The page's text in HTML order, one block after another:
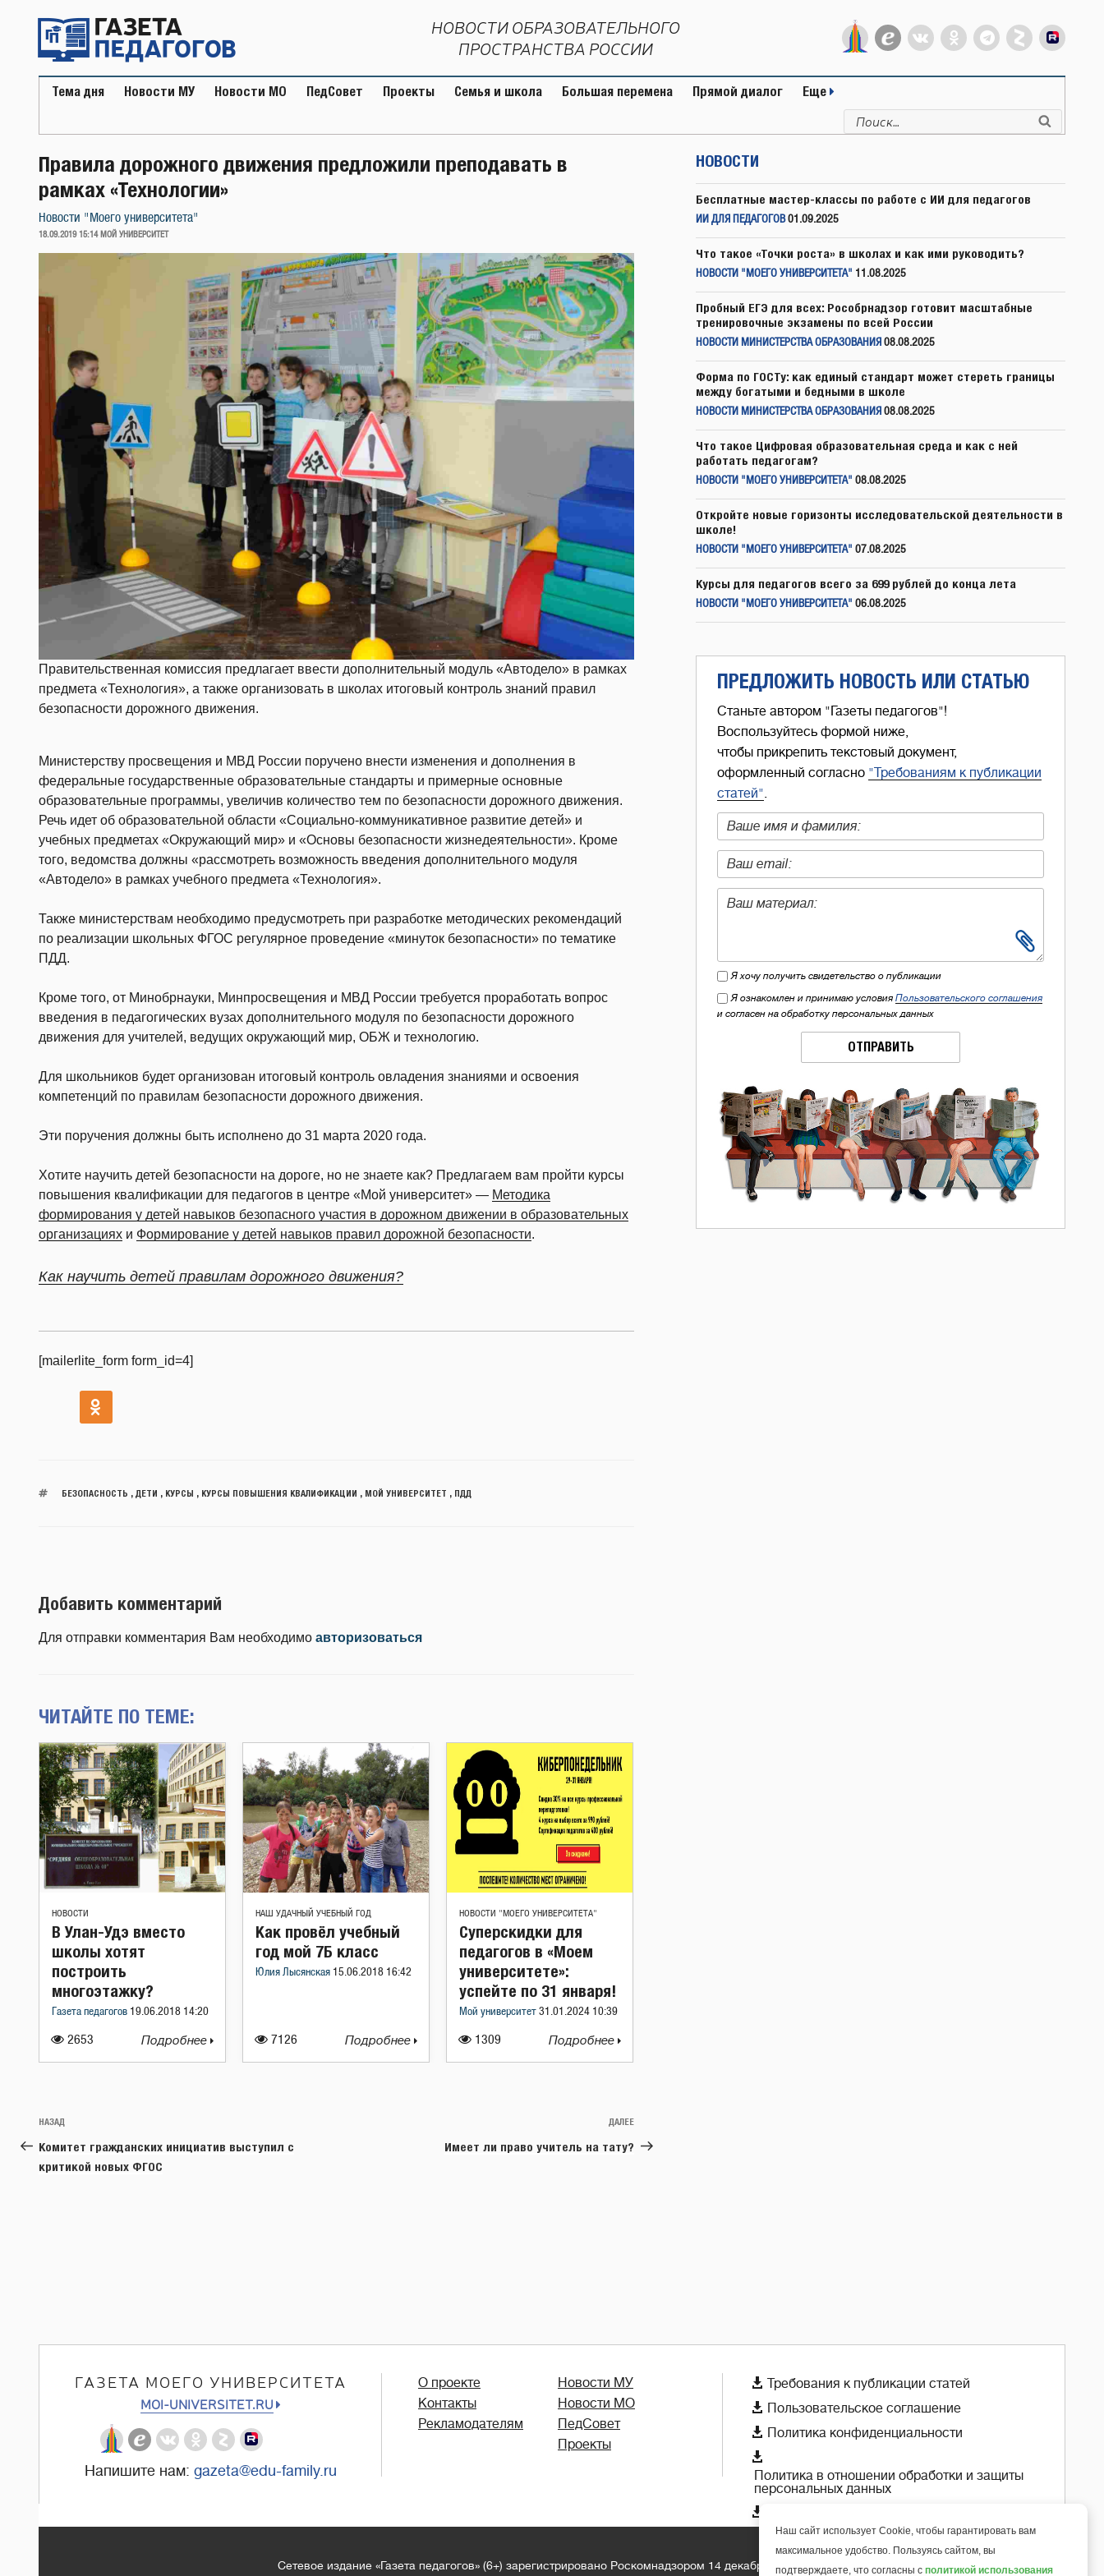
содержимому
НОВОСТИ ОБРАЗОВАТЕЛЬНОГО
ПРОСТРАНСТВА РОССИИ
Тема дня Новости МУ Новости МО ПедСовет Проекты Семья и школа Большая перемена Прямой диалог Еще
Искать:
Правила дорожного движения предложили преподавать в
рамках «Технологии»
Новости "Моего университета"
ОПУБЛИКОВАНО
18.09.2019 15:14 МОЙ УНИВЕРСИТЕТ
Правительственная комиссия предлагает ввести дополнительный модуль «Автодело» в рамках
предмета «Технология», а также организовать в школах итоговый контроль знаний правил
безопасности дорожного движения.
Министерству просвещения и МВД России поручено внести изменения и дополнения в
федеральные государственные образовательные стандарты и примерные основные
образовательные программы, увеличив количество тем по безопасности дорожного движения.
Речь идет об образовательной области «Социально-коммуникативное развитие детей» и
учебных предметах «Окружающий мир» и «Основы безопасности жизнедеятельности». Кроме
того, ведомства должны «рассмотреть возможность введения дополнительного модуля
«Автодело» в рамках учебного предмета «Технология».
Также министерствам необходимо предусмотреть при разработке методических рекомендаций
по реализации школьных ФГОС регулярное проведение «минуток безопасности» по тематике
ПДД.
Кроме того, от Минобрнауки, Минпросвещения и МВД России требуется проработать вопрос
введения в педагогических вузах дополнительного модуля по безопасности дорожного
движения для учителей, ведущих окружающий мир, ОБЖ и технологию.
Для школьников будет организован итоговый контроль овладения знаниями и освоения
компетенций по правилам безопасности дорожного движения.
Эти поручения должны быть исполнено до 31 марта 2020 года.
Хотите научить детей безопасности на дороге, но не знаете как? Предлагаем вам пройти курсы
повышения квалификации для педагогов в центре «Мой университет» — Методика
формирования у детей навыков безопасного участия в дорожном движении в образовательных
организациях и Формирование у детей навыков правил дорожной безопасности.
Как научить детей правилам дорожного движения?
[mailerlite_form form_id=4]
БЕЗОПАСНОСТЬ , ДЕТИ , КУРСЫ , КУРСЫ ПОВЫШЕНИЯ КВАЛИФИКАЦИИ , МОЙ УНИВЕРСИТЕТ , ПДД
Добавить комментарий
Для отправки комментария Вам необходимо авторизоваться
ЧИТАЙТЕ ПО ТЕМЕ:
НОВОСТИ
2653
В Улан-Удэ вместо
школы хотят
построить
многоэтажку?
Газета педагогов 19.06.2018 14:20
Подробнее
НАШ УДАЧНЫЙ УЧЕБНЫЙ ГОД
7126
Как провёл учебный
год мой 7Б класс
Юлия Лысянская 15.06.2018 16:42
Подробнее
НОВОСТИ "МОЕГО УНИВЕРСИТЕТА"
1309
Суперскидки для
педагогов в «Моем
университете»:
успейте по 31 января!
Мой университет 31.01.2024 10:39
Подробнее
Навигация
по
записям
Предыдущая
запись:
НАЗАД
Комитет гражданских инициатив выступил с
критикой новых ФГОС
Следующая
запись
ДАЛЕЕ
Имеет ли право учитель на тату?
НОВОСТИ
Бесплатные мастер-классы по работе с ИИ для педагогов
ИИ ДЛЯ ПЕДАГОГОВ 01.09.2025
Что такое «Точки роста» в школах и как ими руководить?
НОВОСТИ "МОЕГО УНИВЕРСИТЕТА" 11.08.2025
Пробный ЕГЭ для всех: Рособрнадзор готовит масштабные
тренировочные экзамены по всей России
НОВОСТИ МИНИСТЕРСТВА ОБРАЗОВАНИЯ 08.08.2025
Форма по ГОСТу: как единый стандарт может стереть границы
между богатыми и бедными в школе
НОВОСТИ МИНИСТЕРСТВА ОБРАЗОВАНИЯ 08.08.2025
Что такое Цифровая образовательная среда и как с ней
работать педагогам?
НОВОСТИ "МОЕГО УНИВЕРСИТЕТА" 08.08.2025
Откройте новые горизонты исследовательской деятельности в
школе!
НОВОСТИ "МОЕГО УНИВЕРСИТЕТА" 07.08.2025
Курсы для педагогов всего за 699 рублей до конца лета
НОВОСТИ "МОЕГО УНИВЕРСИТЕТА" 06.08.2025
ПРЕДЛОЖИТЬ НОВОСТЬ ИЛИ СТАТЬЮ
Станьте автором "Газеты педагогов"!
Воспользуйтесь формой ниже,
чтобы прикрепить текстовый документ,
оформленный согласно "Требованиям к публикации
статей".
Я хочу получить свидетельство о публикации
Я ознакомлен и принимаю условия Пользовательского соглашения
и согласен на обработку персональных данных
ОТПРАВИТЬ
ГАЗЕТА МОЕГО УНИВЕРСИТЕТА
MOI-UNIVERSITET.RU
Напишите нам: gazeta@edu-family.ru
О проекте
Контакты
Рекламодателям
Новости МУ
Новости МО
ПедСовет
Проекты
 Требования к публикации статей
 Пользовательское соглашение
 Политика конфиденциальности

Политика в отношении обработки и защиты
персональных данных

Сетевое издание «Газета педагогов» (6+) зарегистрировано Роскомнадзором 14 декабря 2018 года
Наш сайт использует Cookie, чтобы гарантировать вам
максимальное удобство. Пользуясь сайтом, вы
подтверждаете, что согласны с политикой использования